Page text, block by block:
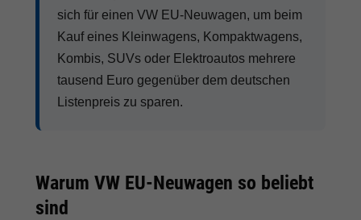
sich für einen VW EU-Neuwagen, um beim
Kauf eines Kleinwagens, Kompaktwagens,
Kombis, SUVs oder Elektroautos mehrere
tausend Euro gegenüber dem deutschen
Listenpreis zu sparen.
Warum VW EU-Neuwagen so beliebt
sind